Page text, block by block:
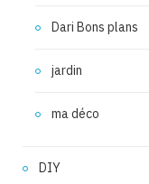
Dari Bons plans
jardin
ma déco
DIY